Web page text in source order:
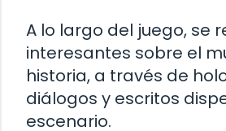
A lo largo del juego, se
interesantes sobre el
historia, a través de
diálogos y escritos
escenario.